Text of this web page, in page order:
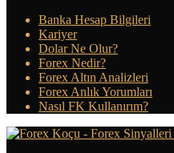
Banka Hesap Bilgileri
Kariyer
Dolar Ne Olur?
Forex Nedir?
Forex Altın Analizleri
Forex Anlık Yorumları
Nasıl FK Kullanırım?